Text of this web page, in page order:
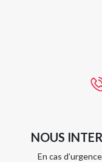
NOUS
En cas